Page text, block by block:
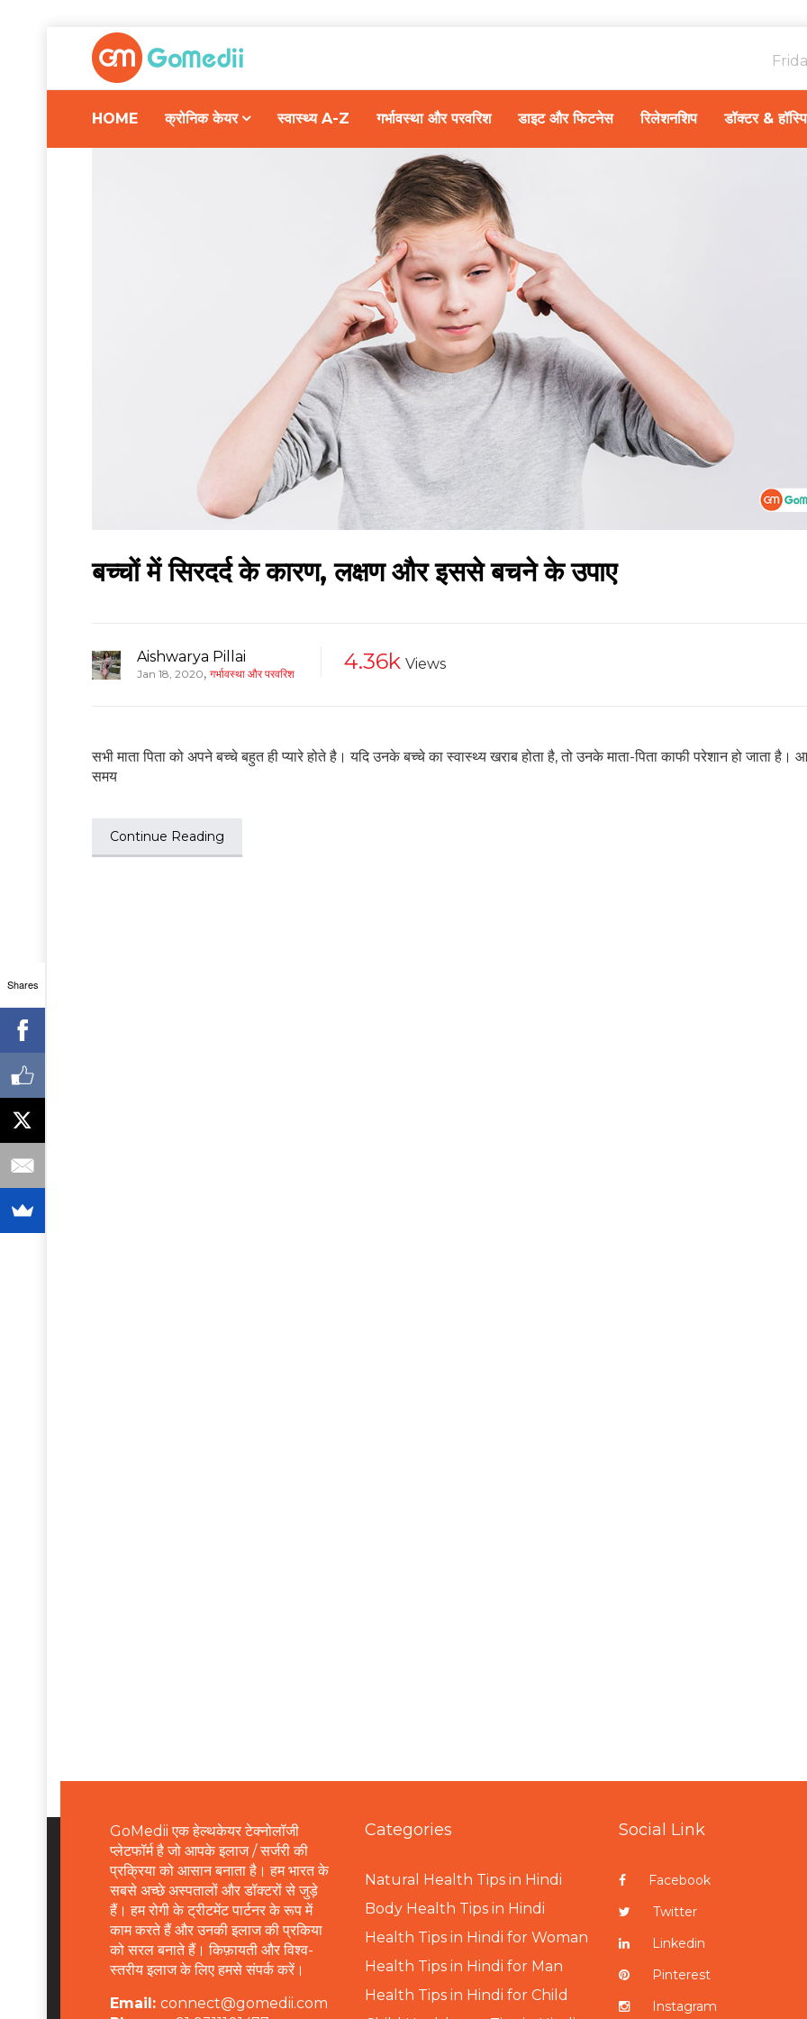
HOME क्रोनिक केयर स्वास्थ्य A-Z गर्भावस्था और परवरिश डाइट और फिटनेस रिलेशनशिप डॉक्टर &
बच्चों में सिरदर्द के कारण, लक्षण और इससे बचने के उपाए
Aishwarya Pillai
Jan 18, 2020, गर्भावस्था और परवरिश 4.36k Views
सभी माता पिता को अपने बच्चे बहुत ही प्यारे होते है। यदि उनके बच्चे का स्वास्थ्य खराब होता है, तो उनके माता-पिता काफी परेशान हो जाता
समय
Continue Reading
GoMedii एक हेल्थकेयर टेक्नोलॉजी
प्लेटफॉर्म है जो आपके इलाज / सर्जरी की
प्रक्रिया को आसान बनाता है। हम भारत के
सबसे अच्छे अस्पतालों और डॉक्टरों से जुड़े
हैं। हम रोगी के ट्रीटमेंट पार्टनर के रूप में
काम करते हैं और उनकी इलाज की प्रकिया
को सरल बनाते हैं। किफ़ायती और विश्व-
स्तरीय इलाज के लिए हमसे संपर्क करें।
Email: connect@gomedii.com
Categories
Natural Health Tips in Hindi
Body Health Tips in Hindi
Health Tips in Hindi for Woman
Health Tips in Hindi for Man
Health Tips in Hindi for Child
Social Link
Facebook
Twitter
Linkedin
Pinterest
Instagram
Shares